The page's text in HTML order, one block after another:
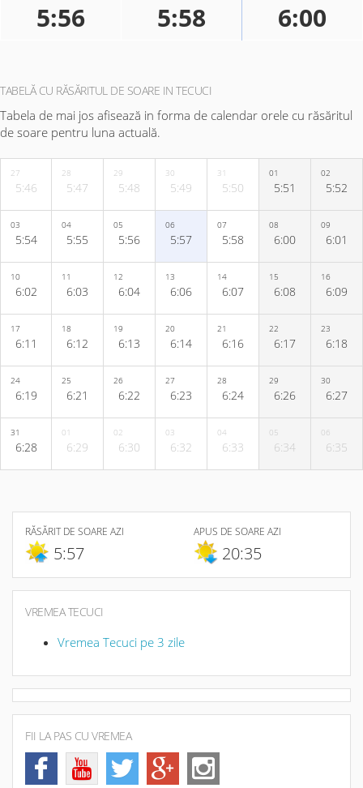
5:56 5:58 6:00
TABELĂ CU RĂSĂRITUL DE SOARE IN TECUCI
Tabela de mai jos afisează in forma de calendar orele cu răsăritul
de soare pentru luna actuală.
27
5:46
28
5:47
29
5:48
30
5:49
31
5:50
01
5:51
02
5:52
03
5:54
04
5:55
05
5:56
06
5:57
07
5:58
08
6:00
09
6:01
10
6:02
11
6:03
12
6:04
13
6:06
14
6:07
15
6:08
16
6:09
17
6:11
18
6:12
19
6:13
20
6:14
21
6:16
22
6:17
23
6:18
24
6:19
25
6:21
26
6:22
27
6:23
28
6:24
29
6:26
30
6:27
31
6:28
01
6:29
02
6:30
03
6:32
04
6:33
05
6:34
06
6:35
RĂSĂRIT DE SOARE AZI
5:57
APUS DE SOARE AZI
20:35
VREMEA TECUCI
Vremea Tecuci pe 3 zile
FII LA PAS CU VREMEA